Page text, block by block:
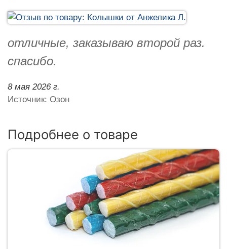
отличные, заказываю второй раз.
спасибо.
8 мая 2026 г.
Источник: Озон
Подробнее о товаре